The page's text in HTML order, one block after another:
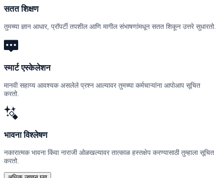
सतत शिक्षण
तुमच्या ज्ञान आधार, प्रॉपर्टी तपशील आणि मागील संभाषणांमधून सतत शिकून उत्तरे सुधारतो.
स्मार्ट एस्केलेशन
मानवी सहाय्य आवश्यक असलेले प्रश्न आल्यावर तुमच्या कर्मचाऱ्यांना आपोआप सूचित
करतो.
भावना विश्लेषण
नकारात्मक भावना किंवा नाराजी ओळखल्यावर तात्काळ हस्तक्षेप करण्यासाठी तुम्हाला सूचित
करतो.